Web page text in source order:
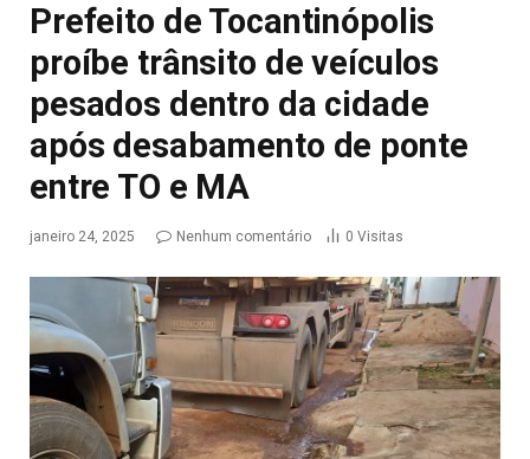
Prefeito de Tocantinópolis
proíbe trânsito de veículos
pesados dentro da cidade
após desabamento de ponte
entre TO e MA
janeiro 24, 2025 Nenhum comentário 0 Visitas